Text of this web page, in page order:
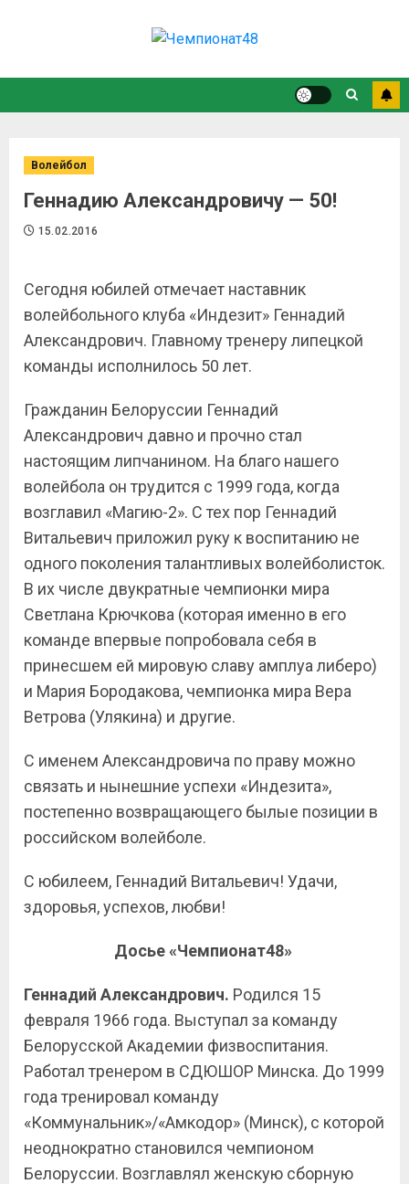
Волейбол
Геннадию Александровичу — 50!
15.02.2016
Сегодня юбилей отмечает наставник
волейбольного клуба «Индезит» Геннадий
Александрович. Главному тренеру липецкой
команды исполнилось 50 лет.
Гражданин Белоруссии Геннадий
Александрович давно и прочно стал
настоящим липчанином. На благо нашего
волейбола он трудится с 1999 года, когда
возглавил «Магию-2». С тех пор Геннадий
Витальевич приложил руку к воспитанию не
одного поколения талантливых волейболисток.
В их числе двукратные чемпионки мира
Светлана Крючкова (которая именно в его
команде впервые попробовала себя в
принесшем ей мировую славу амплуа либеро)
и Мария Бородакова, чемпионка мира Вера
Ветрова (Улякина) и другие.
С именем Александровича по праву можно
связать и нынешние успехи «Индезита»,
постепенно возвращающего былые позиции в
российском волейболе.
С юбилеем, Геннадий Витальевич! Удачи,
здоровья, успехов, любви!
Досье «Чемпионат48»
Геннадий Александрович. Родился 15
февраля 1966 года. Выступал за команду
Белорусской Академии физвоспитания.
Работал тренером в СДЮШОР Минска. До 1999
года тренировал команду
«Коммунальник»/«Амкодор» (Минск), с которой
неоднократно становился чемпионом
Белоруссии. Возглавлял женскую сборную